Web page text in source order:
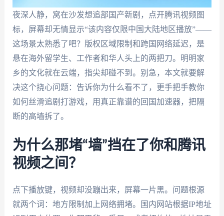
夜深人静，窝在沙发想追部国产新剧，点开腾讯视频图
标，屏幕却无情显示“该内容仅限中国大陆地区播放”——
这场景太熟悉了吧？版权区域限制和跨国网络延迟，是
悬在海外留学生、工作者和华人头上的两把刀。明明家
乡的文化就在云端，指尖却碰不到。别急，本文就要解
决这个挠心问题：告诉你为什么看不了，更手把手教你
如何丝滑追剧打游戏，用真正靠谱的回国加速器，把隔
断的高墙拆了。
为什么那堵“墙”挡在了你和腾讯
视频之间？
点下播放键，视频却没蹦出来，屏幕一片黑。问题根源
就两个词：地方限制加上网络拥堵。国内网站根据IP地址